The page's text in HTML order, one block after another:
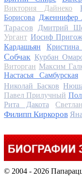
Виктория Дайнеко
Борисова Дженнифер
Тарасов
Дмитрий
Ургант Иосиф
Кардашьян
Собчак Курбан
Виторган Максим
Настасья Самбурская
Николай Басков
Павел Прилучный
Рита Дакота
Филипп Киркоров
© 2004 - 2026